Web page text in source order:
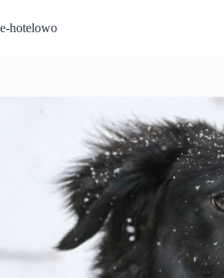
do
treści
e-hotelowo